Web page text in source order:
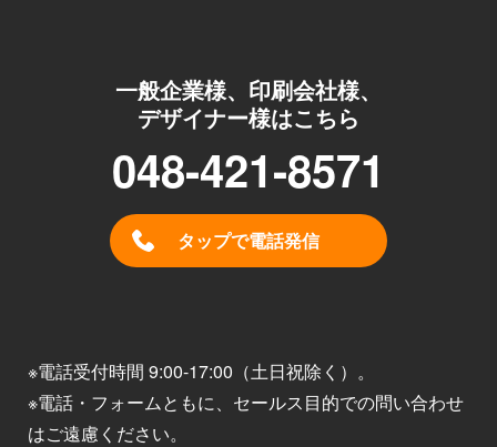
一般企業様、印刷会社様、
デザイナー様はこちら
048-421-8571
タップで電話発信
※電話受付時間 9:00-17:00（土日祝除く）。
※電話・フォームともに、セールス目的での問い合わせ
はご遠慮ください。